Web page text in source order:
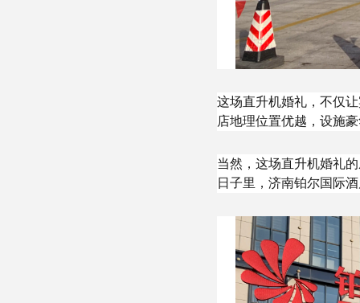
这场直升机婚礼，不仅
店地理位置优越，设施
当然，这场直升机婚礼
日子里，济南铂尔国际